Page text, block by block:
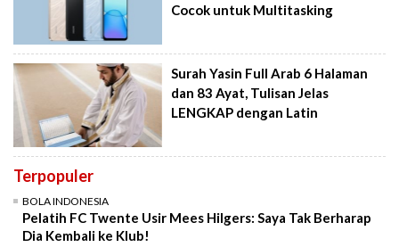
Cocok untuk Multitasking
Surah Yasin Full Arab 6 Halaman
dan 83 Ayat, Tulisan Jelas
LENGKAP dengan Latin
Terpopuler
BOLA INDONESIA
Pelatih FC Twente Usir Mees Hilgers: Saya Tak Berharap
Dia Kembali ke Klub!